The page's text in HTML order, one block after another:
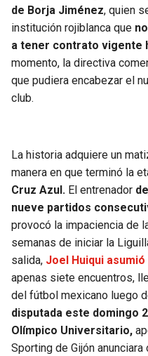
de Borja Jiménez, quien
institución rojiblanca que
a tener contrato vigente
momento, la directiva
que pudiera encabezar el
club.
La historia adquiere un
manera en que terminó la
Cruz Azul. El entrenador
nueve partidos
provocó la impaciencia de
semanas de iniciar la
salida, Joel Huiqui
apenas siete encuentros,
del fútbol mexicano luego
disputada este domingo
Olímpico Universitario,
Sporting de Gijón